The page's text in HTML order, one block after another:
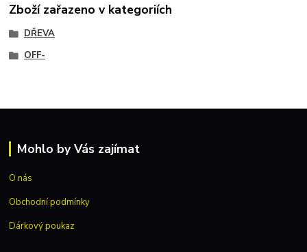
Zboží zařazeno v kategoriích
DŘEVA
OFF-
Mohlo by Vás zajímat
O nás
Obchodní podmínky
Dárkový poukaz